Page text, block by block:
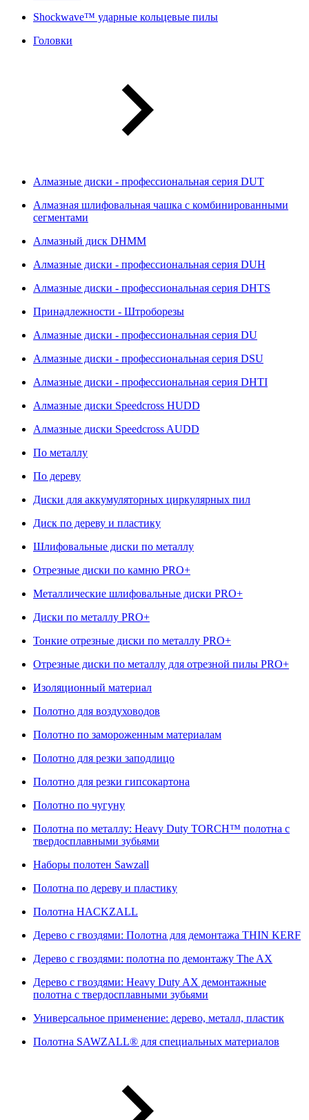
Shockwave™ ударные кольцевые пилы
Головки
Алмазные диски - профессиональная серия DUT
Алмазная шлифовальная чашка с комбинированными
сегментами
Алмазный диск DHMM
Алмазные диски - профессиональная серия DUH
Алмазные диски - профессиональная серия DHTS
Принадлежности - Штроборезы
Алмазные диски - профессиональная серия DU
Алмазные диски - профессиональная серия DSU
Алмазные диски - профессиональная серия DHTI
Алмазные диски Speedcross HUDD
Алмазные диски Speedcross AUDD
По металлу
По дереву
Диски для аккумуляторных циркулярных пил
Диск по дереву и пластику
Шлифовальные диски по металлу
Отрезные диски по камню PRO+
Металлические шлифовальные диски PRO+
Диски по металлу PRO+
Тонкие отрезные диски по металлу PRO+
Отрезные диски по металлу для отрезной пилы PRO+
Изоляционный материал
Полотно для воздуховодов
Полотно по замороженным материалам
Полотно для резки заподлицо
Полотно для резки гипсокартона
Полотно по чугуну
Полотна по металлу: Heavy Duty TORCH™ полотна с
твердосплавными зубьями
Наборы полотен Sawzall
Полотна по дереву и пластику
Полотна HACKZALL
Дерево с гвоздями: Полотна для демонтажа THIN KERF
Дерево с гвоздями: полотна по демонтажу The AX
Дерево с гвоздями: Heavy Duty AX демонтажные
полотна с твердосплавными зубьями
Универсальное применение: дерево, металл, пластик
Полотна SAWZALL® для специальных материалов